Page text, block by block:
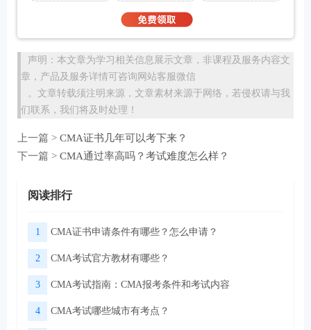
声明：本文章为学习相关信息展示文章，非课程及服务内容文
章，产品及服务详情可咨询网站客服微信
。文章转载须注明来源，文章素材来源于网络，若侵权请与我
们联系，我们将及时处理！
上一篇 > CMA证书几年可以考下来？
下一篇 > CMA通过率高吗？考试难度怎么样？
阅读排行
1 CMA证书申请条件有哪些？怎么申请？
2 CMA考试官方教材有哪些？
3 CMA考试指南：CMA报考条件和考试内容
4 CMA考试哪些城市有考点？